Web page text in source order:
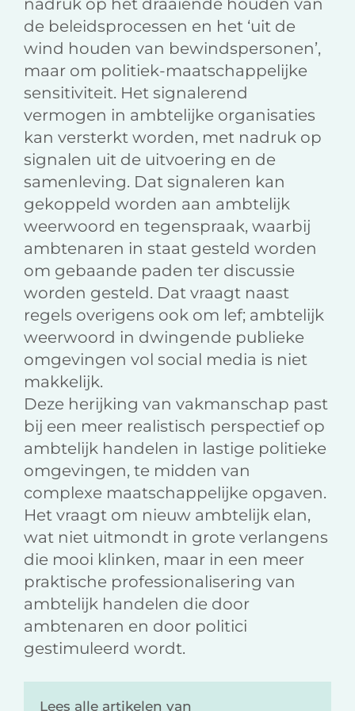
nadruk op het draaiende houden van
de beleidsprocessen en het ‘uit de
wind houden van bewindspersonen’,
maar om politiek-maatschappelijke
sensitiviteit. Het signalerend
vermogen in ambtelijke organisaties
kan versterkt worden, met nadruk op
signalen uit de uitvoering en de
samenleving. Dat signaleren kan
gekoppeld worden aan ambtelijk
weerwoord en tegenspraak, waarbij
ambtenaren in staat gesteld worden
om gebaande paden ter discussie
worden gesteld. Dat vraagt naast
regels overigens ook om lef; ambtelijk
weerwoord in dwingende publieke
omgevingen vol social media is niet
makkelijk.
Deze herijking van vakmanschap past
bij een meer realistisch perspectief op
ambtelijk handelen in lastige politieke
omgevingen, te midden van
complexe maatschappelijke opgaven.
Het vraagt om nieuw ambtelijk elan,
wat niet uitmondt in grote verlangens
die mooi klinken, maar in een meer
praktische professionalisering van
ambtelijk handelen die door
ambtenaren en door politici
gestimuleerd wordt.
Lees alle artikelen van